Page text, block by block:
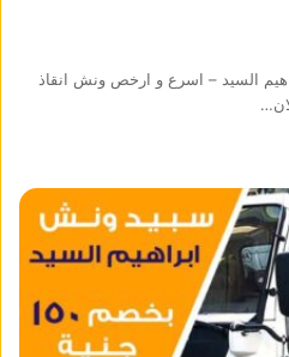
السيد – اسرع و ارخص ونش انقاذ